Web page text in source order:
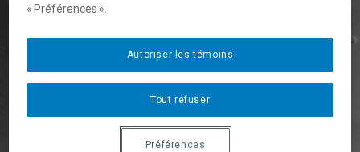
« Préférences ».
Tout refuser
Autoriser les témoins
Préférences